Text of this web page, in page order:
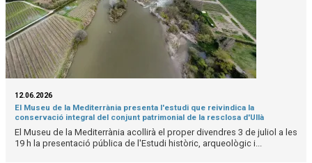
12.06.2026
El Museu de la Mediterrània presenta l'estudi que reivindica la
conservació integral del conjunt patrimonial de la resclosa d'Ullà
El Museu de la Mediterrània acollirà el proper divendres 3 de juliol a les
19 h la presentació pública de l'Estudi històric, arqueològic i...